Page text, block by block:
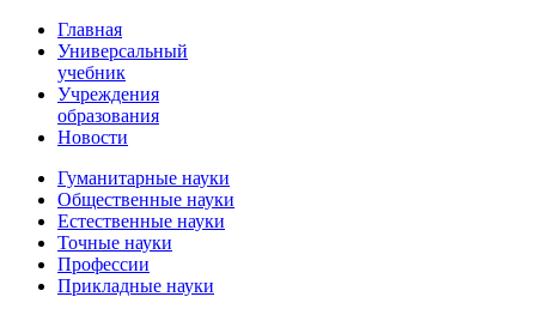
Главная
Универсальный
учебник
Учреждения
образования
Новости
Гуманитарные науки
Общественные науки
Естественные науки
Точные науки
Профессии
Прикладные науки